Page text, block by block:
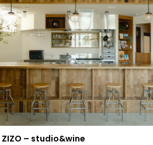
– studio&wine